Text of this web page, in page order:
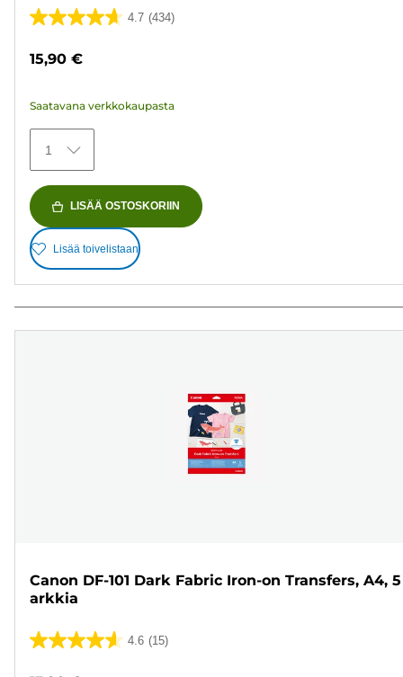
4.7 (434)
4.7/5
434
15,90 €
Saatavana verkkokaupasta
1
LISÄÄ OSTOSKORIIN
Lisää toivelistaan
Canon DF-101 Dark Fabric Iron-on Transfers, A4, 5
arkkia
4.6 (15)
4.6/5